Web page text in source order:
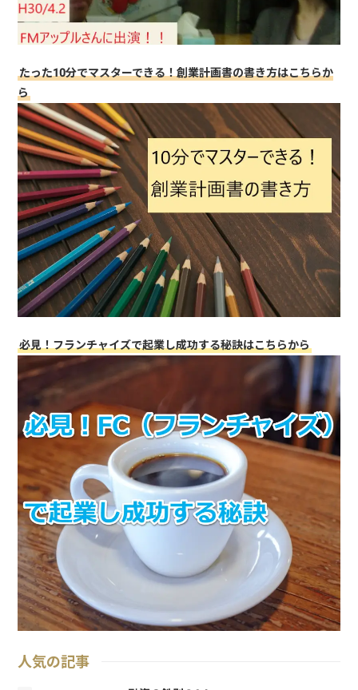
たった10分でマスターできる！創業計画書の書き方はこちらか
ら
必見！フランチャイズで起業し成功する秘訣はこちらから
人気の記事